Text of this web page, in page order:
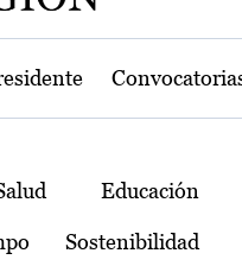
Educación
Sostenibilidad